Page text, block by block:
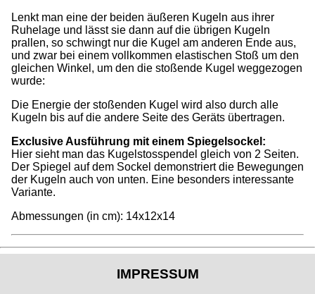
Lenkt man eine der beiden äußeren Kugeln aus ihrer
Ruhelage und lässt sie dann auf die übrigen Kugeln
prallen, so schwingt nur die Kugel am anderen Ende aus,
und zwar bei einem vollkommen elastischen Stoß um den
gleichen Winkel, um den die stoßende Kugel weggezogen
wurde:
Die Energie der stoßenden Kugel wird also durch alle
Kugeln bis auf die andere Seite des Geräts übertragen.
Exclusive Ausführung mit einem Spiegelsockel:
Hier sieht man das Kugelstosspendel gleich von 2 Seiten.
Der Spiegel auf dem Sockel demonstriert die Bewegungen
der Kugeln auch von unten. Eine besonders interessante
Variante.
Abmessungen (in cm): 14x12x14
IMPRESSUM